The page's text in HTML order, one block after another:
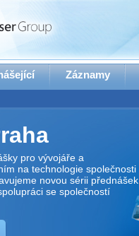
Záznamy
pro vývojáře a
na technologie společnosti
novou sérii přednášek
se společností